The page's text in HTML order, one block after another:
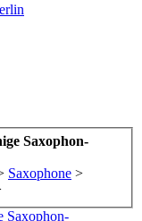
Saxophon-
Saxophone >